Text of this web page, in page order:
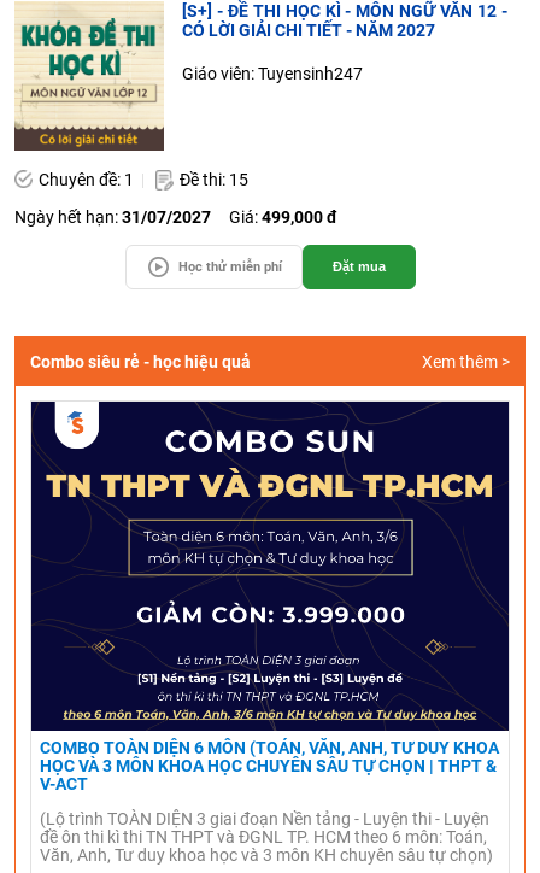
[S+] - ĐỀ THI HỌC KÌ - MÔN NGỮ VĂN 12 -
CÓ LỜI GIẢI CHI TIẾT - NĂM 2027
Giáo viên: Tuyensinh247
Chuyên đề: 1
Đề thi: 15
Ngày hết hạn:31/07/2027 Giá:499,000 đ
Học thử miễn phí Đặt mua
Combo siêu rẻ - học hiệu quả Xem thêm >
COMBO TOÀN DIỆN 6 MÔN (TOÁN, VĂN, ANH, TƯ DUY KHOA
HỌC VÀ 3 MÔN KHOA HỌC CHUYÊN SÂU TỰ CHỌN | THPT &
V-ACT
(Lộ trình TOÀN DIỆN 3 giai đoạn Nền tảng - Luyện thi - Luyện
đề ôn thi kì thi TN THPT và ĐGNL TP. HCM theo 6 môn: Toán,
Văn, Anh, Tư duy khoa học và 3 môn KH chuyên sâu tự chọn)